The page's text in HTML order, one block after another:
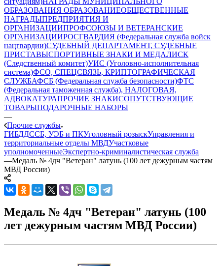
ОБРАЗОВАНИЯ ОБРАЗОВАНИЕОБЩЕСТВЕННЫЕ
НАГРАДЫПРЕДПРИЯТИЯ И
ОРГАНИЗАЦИИПРОФСОЮЗЫ И ВЕТЕРАНСКИЕ
ОРГАНИЗАЦИИРОСГВАРДИЯ (Федеральная служба войск
нацгвардии)СУДЕБНЫЙ ДЕПАРТАМЕНТ, СУДЕБНЫЕ
ПРИСТАВЫСПОРТИВНЫЕ ЗНАКИ И МЕДАЛИСК
(Следственный комитет)УИС (Уголовно-исполнительная
система)ФСО, СПЕЦСВЯЗЬ, КРИПТОГРАФИЧЕСКАЯ
СЛУЖБАФСБ (Федеральная служба безопасности)ФТС
(Федеральная таможенная служба), НАЛОГОВАЯ,
АДВОКАТУРАПРОЧИЕ ЗНАКИСОПУТСТВУЮЩИЕ
ТОВАРЫПОДАРОЧНЫЕ НАБОРЫ
—
Прочие службы
ГИБДДССБ, УЭБ и ПКУголовный розыскУправления и
территориальные отделы МВДУчастковые
уполномоченныеЭкспертно-криминалистическая служба
—Медаль № 4дч "Ветеран" латунь (100 лет дежурным частям
МВД России)
Медаль № 4дч "Ветеран" латунь (100
лет дежурным частям МВД России)